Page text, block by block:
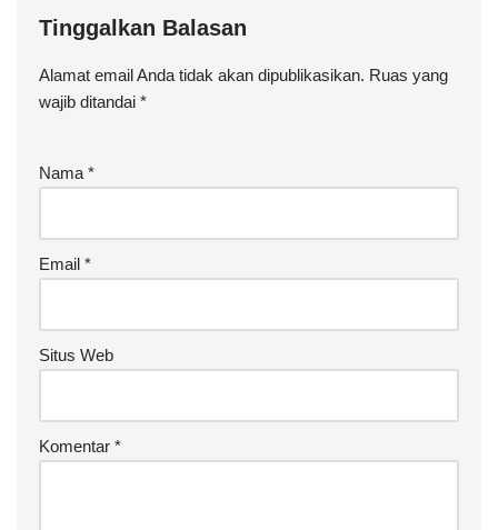
Tinggalkan Balasan
Alamat email Anda tidak akan dipublikasikan. Ruas yang
wajib ditandai *
Nama *
Email *
Situs Web
Komentar *